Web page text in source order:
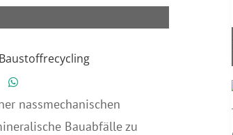
nassmechanischen
Bauabfälle zu